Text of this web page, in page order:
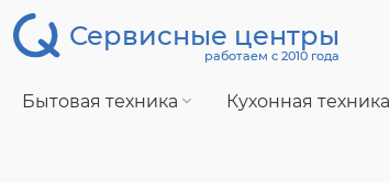
Сервисные центры
работаем с 2010 года
Бытовая техника Кухонная техника